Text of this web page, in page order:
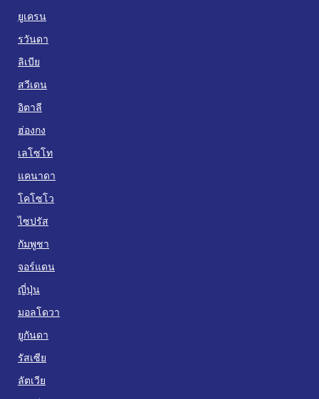
ยูเครน
รวันดา
ลิเบีย
สวีเดน
อิตาลี
ฮ่องกง
เลโซโท
แคนาดา
โคโซโว
ไซปรัส
กัมพูชา
จอร์แดน
ญี่ปุ่น
มอลโดวา
ยูกันดา
รัสเซีย
ลัตเวีย